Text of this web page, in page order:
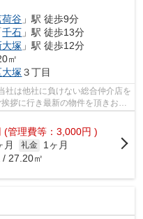
荷谷 」駅 徒歩9分
千石 」駅 徒歩13分
大塚 」駅 徒歩12分
㎡
大塚 ３丁目
社は他社に負けない総合仲介店を
拶に行き最新の物件を頂きお客
(管理費等：3,000円 )
月 礼金
1ヶ月
/ 27.20㎡